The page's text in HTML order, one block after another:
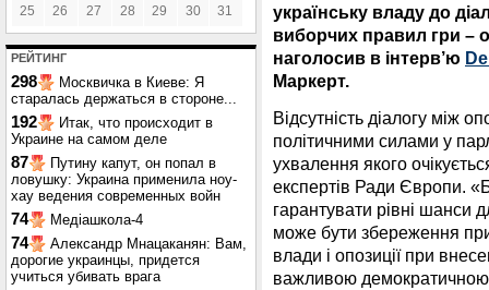
25 26 27 28 29 30 31
РЕЙТИНГ
298
Москвичка в Киеве: Я
старалась держаться в стороне...
192
Итак, что происходит в
Украине на самом деле
87
Путину капут, он попал в
ловушку: Украина применила ноу-
хау ведения современных войн
74 Медіашкола-4
74
Александр Мнацаканян: Вам,
дорогие украинцы, придется
учиться убивать врага
українську владу до
виборчих правил гри –
наголосив в інтерв’ю
Маркерт.
Відсутність діалогу між
політичними силами у
ухвалення якого
експертів Ради Європи.
гарантувати рівні шанси
може бути збереження
влади і опозиції при
важливою демократичною